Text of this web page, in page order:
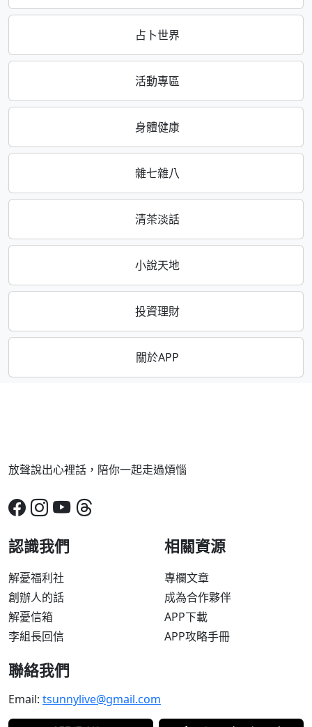
占卜世界
活動專區
身體健康
雜七雜八
清茶淡話
小說天地
投資理財
關於APP
放聲說出心裡話，陪你一起走過煩惱
認識我們
解憂福利社
創辦人的話
解憂信箱
李組長回信
相關資源
專欄文章
成為合作夥伴
APP下載
APP攻略手冊
聯絡我們
Email: tsunnylive@gmail.com